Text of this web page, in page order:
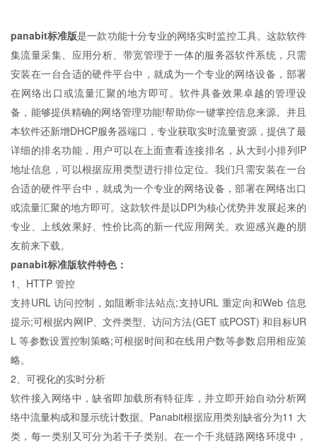
panabit标准版是一款功能十分专业的网络实时监控工具。这款软件
集流量采集、应用分析、带宽管理于一体的服务器软件系统，只需
安装在一台合适的硬件平台中，就成为一个专业的网络设备，部署
在网络出口或流量汇聚的地方即可。软件具备效果卓越的管理设
备，能够提供精确的网络管理功能!帮助你一键掌控信息来源。并且
本软件还新增DHCP服务器端口，专业获取实时流量资源，提供了最
详细的排名功能，用户可以在上面查看连接排名，从大到小排列IP
地址信息，可以根据应用类型进行排位定位。我们只需安装在一台
合适的硬件平台中，就成为一个专业的网络设备，部署在网络出口
或流量汇聚的地方即可。这款软件是以DPI为核心优势并发展起来的
专业、上线效果好、性价比高的新一代应用网关。欢迎感兴趣的朋
友前来下载。
panabit标准版软件特色：
1、HTTP 管控
支持URL 访问控制，如阻断非法站点;支持URL 重定向和Web 信息
提示;可根据内网IP、文件类型、访问方法(GET 或POST) 和目标UR
L 等参数设置控制策略;可根据时间和在线用户数等参数启用相应策
略。
2、可视化的实时分析
软件接入网络中，缺省即加载所有特征库，并立即开始自动分析网
络中流量构成和显示统计数据。Panabit根据应用类别缺省分为11 大
类，每一类别又可分为若干子类别。在一个千兆链路网络环境中，